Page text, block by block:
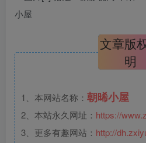
文章版
明
1、本网站名称： 朝晞小屋
2、本站永久网址： https://
3、更多有趣网站： http://